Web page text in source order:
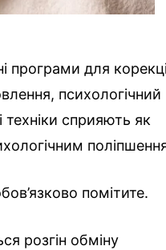
програми для
психологічний
техніки сприяють як
помітите.
розгін обміну